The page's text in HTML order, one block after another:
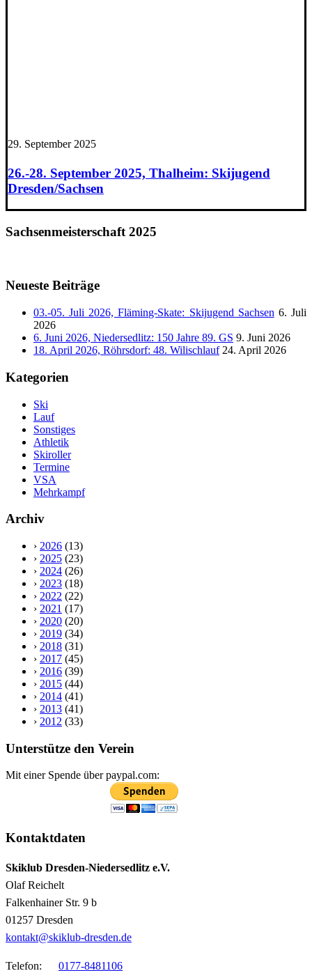
29. September 2025
26.-28. September 2025, Thalheim: Skijugend
Dresden/Sachsen
Sachsenmeisterschaft 2025
Neueste Beiträge
03.-05. Juli 2026, Fläming-Skate: Skijugend Sachsen 6. Juli
2026
6. Juni 2026, Niedersedlitz: 150 Jahre 89. GS 9. Juni 2026
18. April 2026, Röhrsdorf: 48. Wilischlauf 24. April 2026
Kategorien
Ski
Lauf
Sonstiges
Athletik
Skiroller
Termine
VSA
Mehrkampf
Archiv
› 2026 (13)
› 2025 (23)
› 2024 (26)
› 2023 (18)
› 2022 (22)
› 2021 (17)
› 2020 (20)
› 2019 (34)
› 2018 (31)
› 2017 (45)
› 2016 (39)
› 2015 (44)
› 2014 (41)
› 2013 (41)
› 2012 (33)
Unterstütze den Verein
Mit einer Spende über paypal.com:
Kontaktdaten
Skiklub Dresden-Niedersedlitz e.V.
Olaf Reichelt
Falkenhainer Str. 9 b
01257 Dresden
kontakt@skiklub-dresden.de
Telefon: 0177-8481106